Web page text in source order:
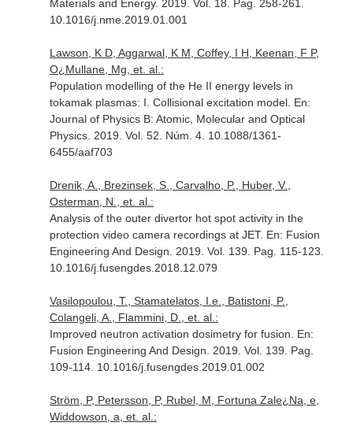
Materials and Energy. 2019. Vol. 18. Pag. 258-261.
10.1016/j.nme.2019.01.001
Lawson, K D, Aggarwal, K M, Coffey, I H, Keenan, F P,
O¿Mullane, Mg, et. al.:
Population modelling of the He II energy levels in
tokamak plasmas: I. Collisional excitation model. En:
Journal of Physics B: Atomic, Molecular and Optical
Physics. 2019. Vol. 52. Núm. 4. 10.1088/1361-
6455/aaf703
Drenik, A., Brezinsek, S., Carvalho, P., Huber, V.,
Osterman, N., et. al.:
Analysis of the outer divertor hot spot activity in the
protection video camera recordings at JET. En: Fusion
Engineering And Design . 2019. Vol. 139. Pag. 115-123.
10.1016/j.fusengdes.2018.12.079
Vasilopoulou, T., Stamatelatos, I.e., Batistoni, P.,
Colangeli, A., Flammini, D., et. al.:
Improved neutron activation dosimetry for fusion. En:
Fusion Engineering And Design . 2019. Vol. 139. Pag.
109-114. 10.1016/j.fusengdes.2019.01.002
Ström, P, Petersson, P, Rubel, M, Fortuna Zale¿Na, e,
Widdowson, a, et. al.: